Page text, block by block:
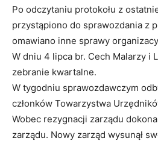
Po odczytaniu protokołu z
przystąpiono do sprawozdania z
omawiano inne sprawy
W dniu 4 lipca br. Cech Malarzy i
zebranie kwartalne.
W tygodniu sprawozdawczym
członków Towarzystwa
Wobec rezygnacji zarządu
zarządu. Nowy zarząd wysunął